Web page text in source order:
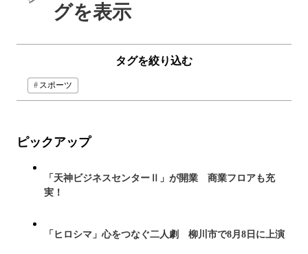
グを表示
タグを絞り込む
スポーツ
ピックアップ
「天神ビジネスセンターⅡ」が開業 商業フロアも充
実！
「ヒロシマ」心をつなぐ二人劇 柳川市で8月8日に上演